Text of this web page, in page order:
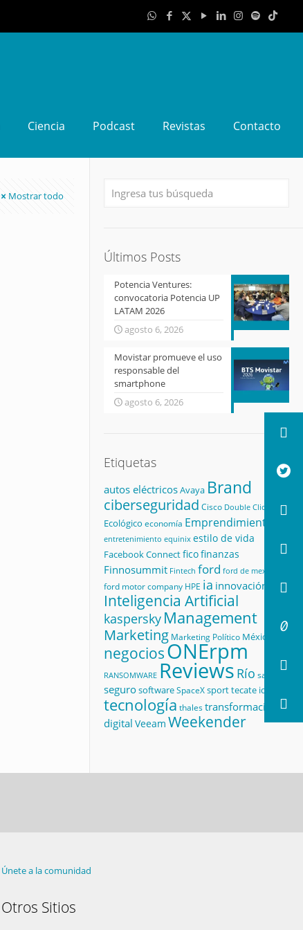
Ciencia Podcast Revistas Contacto
Mostrar todo
Últimos Posts
Potencia Ventures:
convocatoria Potencia UP
LATAM 2026
agosto 6, 2026
Movistar promueve el uso
responsable del
smartphone
agosto 6, 2026
Etiquetas
autos eléctricosAvaya Brand
ciberseguridad Cisco Double Click
Ecológico economía Emprendimiento
entretenimiento equinix estilo de vida
Facebook Connectficofinanzas
Finnosummit Fintech ford ford de mexico
ford motor company HPE ia innovación
Inteligencia Artificial
kaspersky Management
Marketing Marketing Político México
negociosONErpm
RANSOMWARE Reviews Río salud
segurosoftwareSpaceXsporttecate id
tecnología thalestransformación
digital Veeam Weekender
Únete a la comunidad
Otros Sitios